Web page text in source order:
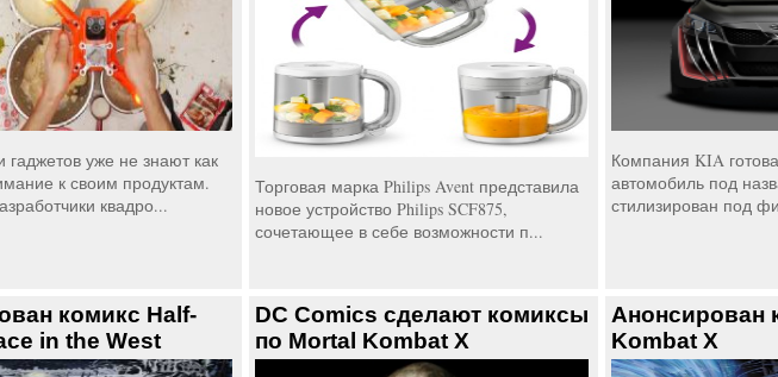
гаджетов уже не знают как
к своим продуктам.
квадро...
Торговая марка Philips Avent представила
новое устройство Philips SCF875,
сочетающее в себе возможности п...
Компания KIA
автомобиль под
стилизирован под
комикс Half-
in the West
DC Comics сделают комиксы
по Mortal Kombat X
Анонсирован
Kombat X